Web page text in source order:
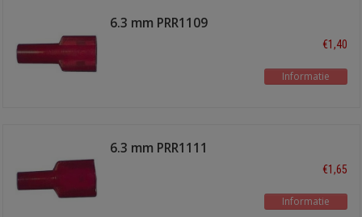
6.3 mm PRR1109
€1,40
Informatie
6.3 mm PRR1111
€1,65
Informatie